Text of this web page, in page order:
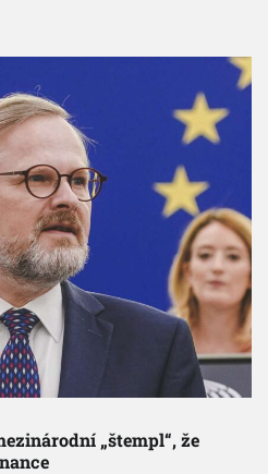
„štempl“, že